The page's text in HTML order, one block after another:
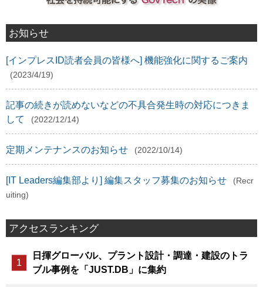
お知らせ
[インプレスID読者会員の皆様へ] 機能強化に関するご案内
(2023/4/19)
記事の続きが読めないなどの不具合発生時の対応につきま
して
(2022/12/14)
定期メンテナンスのお知らせ (2022/10/14)
[IT Leaders編集部より] 編集スタッフ募集のお知らせ
(Recr
uiting)
アクセスランキング
日揮グローバル、プラント設計・調達・建設のトラ
ブル事例を「JUST.DB」に集約